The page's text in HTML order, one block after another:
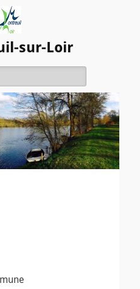
sur-Loir